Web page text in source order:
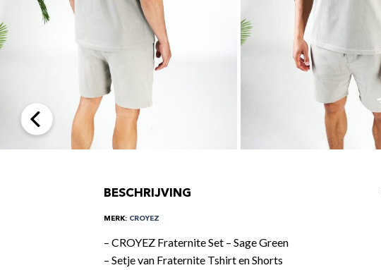
BESCHRIJVING
MERK: CROYEZ
– CROYEZ Fraternite Set – Sage Green
– Setje van Fraternite Tshirt en Shorts